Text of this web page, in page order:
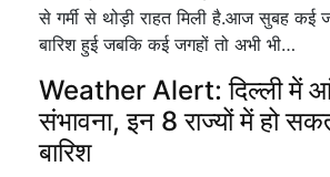
से गर्मी से थोड़ी राहत मिली है.आज सुबह कई
बारिश हुई जबकि कई जगहों तो अभी भी…
Weather Alert: दिल्ली में
संभावना, इन 8 राज्यों में हो
बारिश